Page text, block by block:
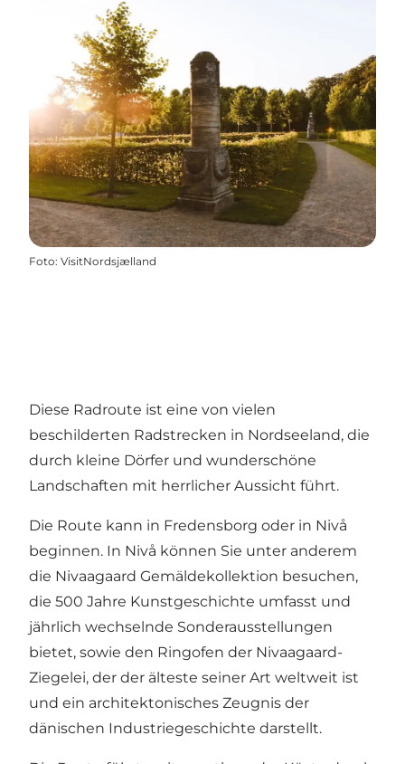
Foto: VisitNordsjælland
Diese Radroute ist eine von vielen
beschilderten Radstrecken in Nordseeland, die
durch kleine Dörfer und wunderschöne
Landschaften mit herrlicher Aussicht führt.
Die Route kann in Fredensborg oder in Nivå
beginnen. In Nivå können Sie unter anderem
die Nivaagaard Gemäldekollektion besuchen,
die 500 Jahre Kunstgeschichte umfasst und
jährlich wechselnde Sonderausstellungen
bietet, sowie den Ringofen der Nivaagaard-
Ziegelei, der der älteste seiner Art weltweit ist
und ein architektonisches Zeugnis der
dänischen Industriegeschichte darstellt.